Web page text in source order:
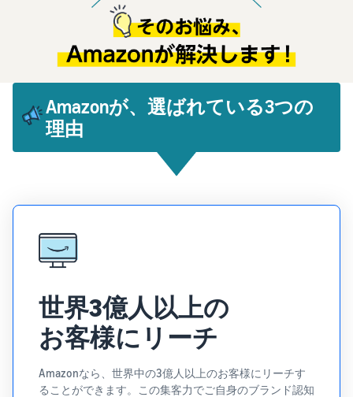
Amazonが、選ばれている3つの
理由
世界3億人以上の
お客様にリーチ
Amazonなら、世界中の3億人以上のお客様にリーチす
ることができます。この集客力でご自身のブランド認知